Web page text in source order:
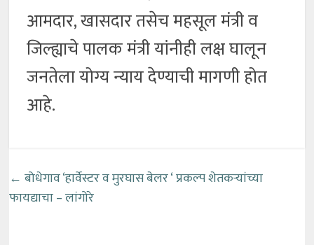
आमदार, खासदार तसेच महसूल मंत्री व
जिल्ह्याचे पालक मंत्री यांनीही लक्ष घालून
जनतेला योग्य न्याय देण्याची मागणी होत
आहे.
← बोधेगाव ‘हार्वेस्टर व मुरघास बेलर ‘ प्रकल्प शेतकऱ्यांच्या
फायद्याचा – लांगोरे